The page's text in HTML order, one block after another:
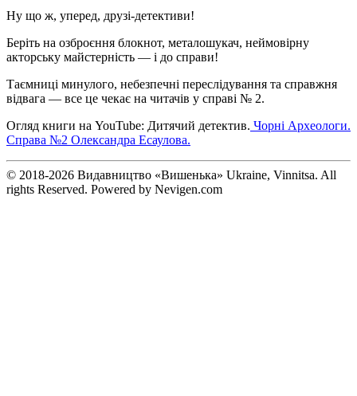
Ну що ж, уперед, друзі-детективи!
Беріть на озброєння блокнот, металошукач, неймовірну
акторську майстерність — і до справи!
Таємниці минулого, небезпечні переслідування та справжня
відвага — все це чекає на читачів у справі № 2.
Огляд книги на YouTube: Дитячий детектив. Чорні Археологи.
Справа №2 Олександра Есаулова.
© 2018-2026 Видавництво «Вишенька» Ukraine, Vinnitsa. All
rights Reserved. Powered by Nevigen.com